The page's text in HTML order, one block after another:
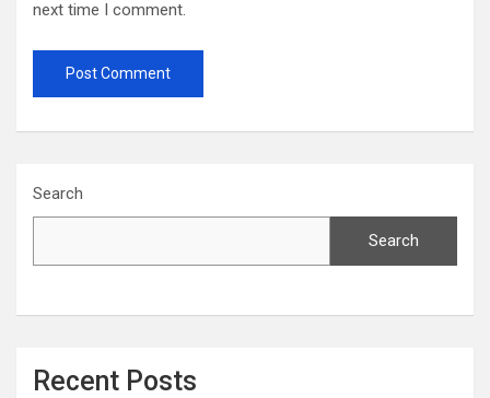
next time I comment.
Search
Search
Recent Posts